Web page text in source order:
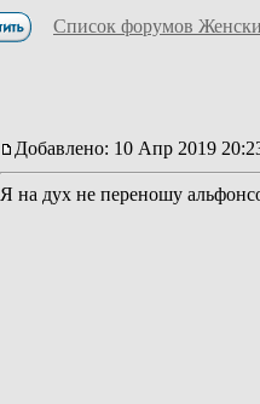
Список форумов
Добавлено: 10 Апр 2019
Я на дух не переношу